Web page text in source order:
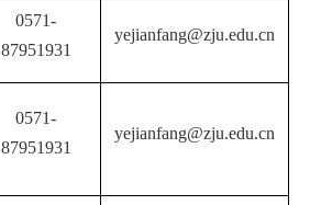
0571-
87951931
yejianfang@zju.edu.cn
0571-
87951931
yejianfang@zju.edu.cn